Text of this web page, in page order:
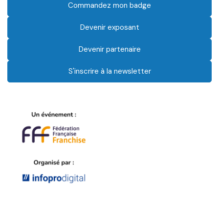
Commandez mon badge
Devenir exposant
Devenir partenaire
S'inscrire à la newsletter